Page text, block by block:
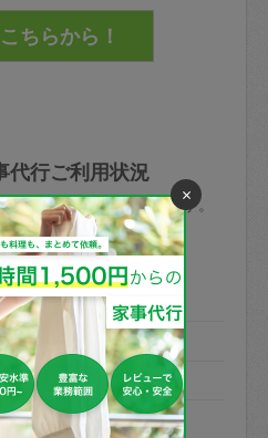
前＝依頼料金の50%
当日キャンセル＝依頼
費全額
曜日午前9時開始の場
以降はキャンセル料が
9時まで＝依頼料金の
8時まで＝依頼金額の
入ったタスカジさんに
るためにタスカジさん
険の対象外となるので
るロッカーや金庫に入
の元管理するよう心掛
参照ください：初めて
しなくてはいけない点
代行ご利用状況
タを元に掲載しています。
い曜日は？
×